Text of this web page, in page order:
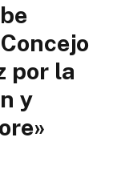
por la
y